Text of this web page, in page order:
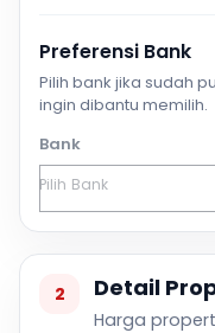
Preferensi Bank
Pilih bank jika sudah
ingin dibantu memilih.
Bank
2 Detail
Harga